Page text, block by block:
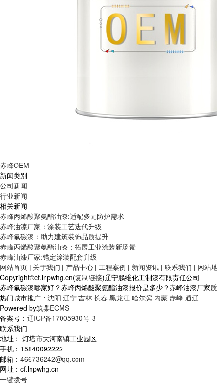
赤峰OEM
新闻类别
公司新闻
行业新闻
相关新闻
赤峰丙烯酸聚氨酯油漆:适配多元防护需求
赤峰油漆厂家：涂装工艺迭代升级
赤峰氟碳漆：助力建筑装饰品质提升
赤峰丙烯酸聚氨酯油漆：拓展工业涂装新场景
赤峰油漆厂家:锚定涂装配套升级
网站首页 | 关于我们 | 产品中心 | 工程案例 | 新闻资讯 | 联系我们 | 网站
Copyright©cf.lnpwhg.cn(复制链接)辽宁鹏维化工制漆有限责任公司
赤峰氟碳漆哪家好？赤峰丙烯酸聚氨酯油漆报价是多少？赤峰油漆厂
热门城市推广： 沈阳 辽宁 吉林 长春 黑龙江 哈尔滨 内蒙 赤峰 通辽
Powered by筑巢ECMS
备案号： 辽ICP备17005930号-3
联系我们
地址： 灯塔市大河南镇工业园区
手机：15840092222
邮箱： 466736242@qq.com
网址：cf.lnpwhg.cn
一键拨号